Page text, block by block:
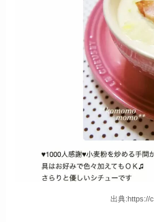
出典:https://